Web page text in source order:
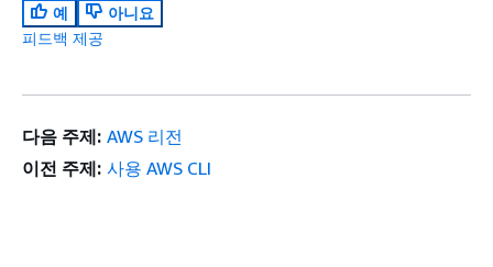
예
아니요
피드백 제공
다음 주제: AWS 리전
이전 주제: 사용 AWS CLI